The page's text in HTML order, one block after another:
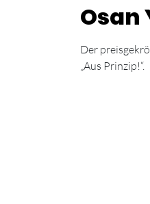
Osan
Der
„Aus Prinzip!“.